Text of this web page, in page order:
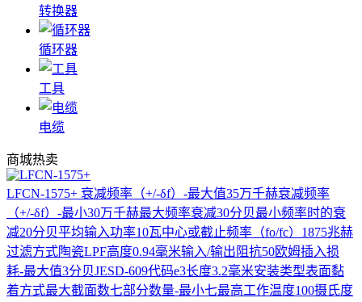
转换器
循环器
工具
电缆
商城热卖
LFCN-1575+ 衰减频率（+/-δf）-最大值35万千赫衰减频率
（+/-δf）-最小30万千赫最大频率衰减30分贝最小频率时的衰
减20分贝平均输入功率10瓦中心或截止频率（fo/fc）1875兆赫
过滤方式陶瓷LPF高度0.94毫米输入/输出阻抗50欧姆插入损
耗-最大值3分贝JESD-609代码e3长度3.2毫米安装类型表面黏
着方式最大截面数七部分数量-最小七最高工作温度100摄氏度